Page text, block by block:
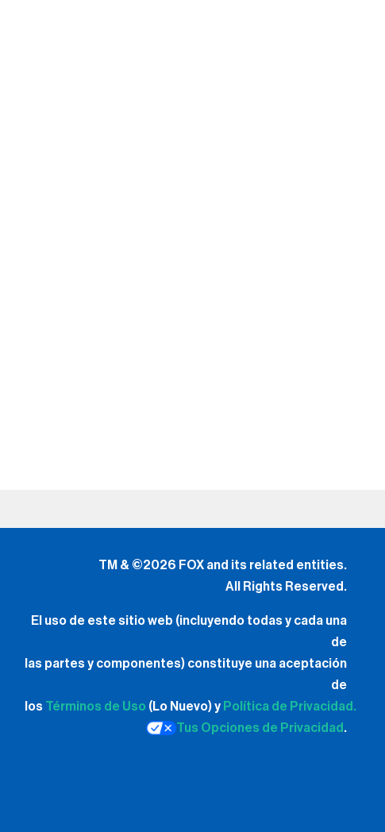
TM & ©2026 FOX and its related entities.
All Rights Reserved.
El uso de este sitio web (incluyendo todas y cada una
de
las partes y componentes) constituye una aceptación
de
los Términos de Uso (Lo Nuevo) y Política de Privacidad.
Tus Opciones de Privacidad .